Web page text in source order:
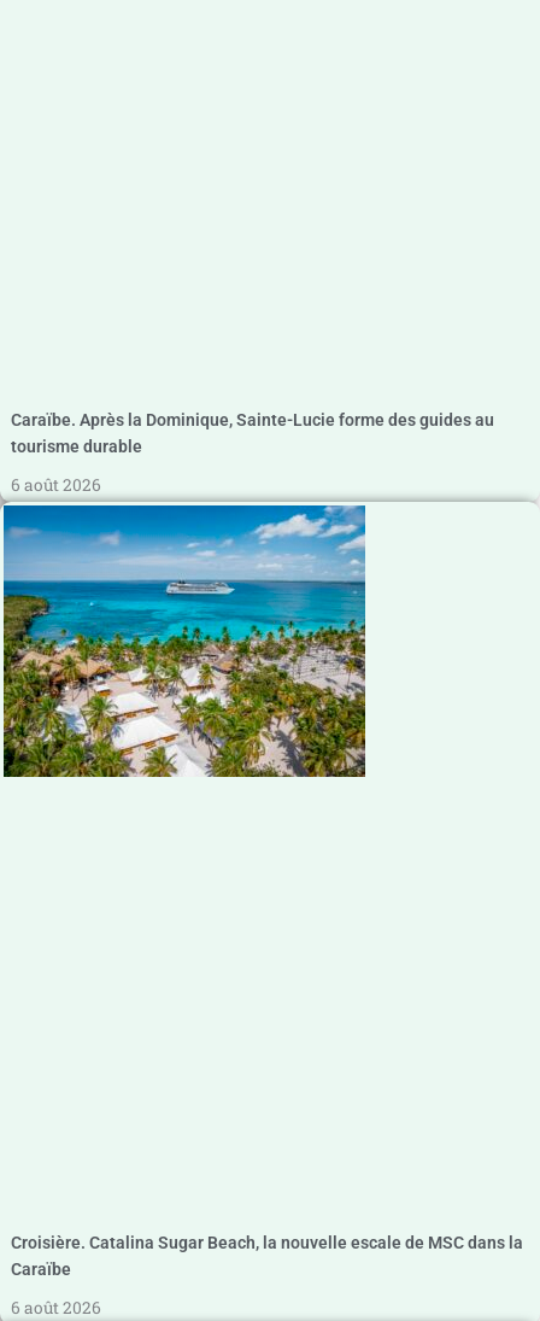
Caraïbe. Après la Dominique, Sainte-Lucie forme des guides au
tourisme durable
6 août 2026
Croisière. Catalina Sugar Beach, la nouvelle escale de MSC dans la
Caraïbe
6 août 2026